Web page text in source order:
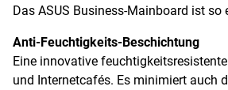
Das ASUS Business-Mainboard ist
Anti-Feuchtigkeits-Beschichtung
Eine innovative
und Internetcafés. Es minimiert auch